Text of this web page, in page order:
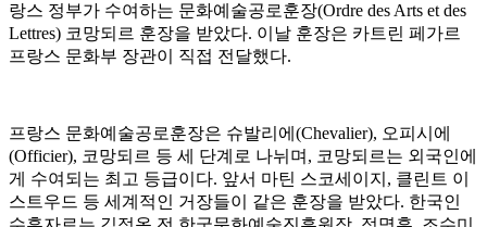
랑스 정부가 수여하는 문화예술공로훈장(Ordre des Arts et des
Lettres) 코망되르 훈장을 받았다. 이날 훈장은 카트린 페가르
프랑스 문화부 장관이 직접 전달했다.
프랑스 문화예술공로훈장은 슈발리에(Chevalier), 오피시에
(Officier), 코망되르 등 세 단계로 나뉘며, 코망되르는 외국인에
게 수여되는 최고 등급이다. 앞서 마틴 스코세이지, 클린트 이
스트우드 등 세계적인 거장들이 같은 훈장을 받았다. 한국인